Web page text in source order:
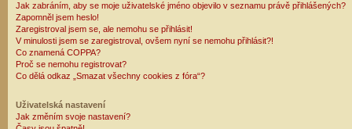
Jak zabráním, aby se moje uživatelské jméno objevilo v seznamu právě přihlášených?
Zapomněl jsem heslo!
Zaregistroval jsem se, ale nemohu se přihlásit!
V minulosti jsem se zaregistroval, ovšem nyní se nemohu přihlásit?!
Co znamená COPPA?
Proč se nemohu registrovat?
Co dělá odkaz „Smazat všechny cookies z fóra“?
Uživatelská nastavení
Jak změním svoje nastavení?